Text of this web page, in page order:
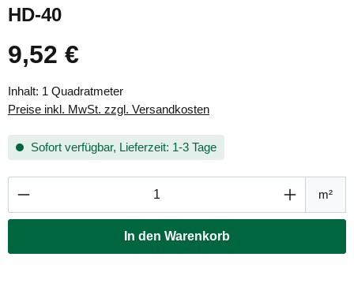
HD-40
Regulärer Preis:
9,52 €
Inhalt: 1 Quadratmeter
Preise inkl. MwSt. zzgl. Versandkosten
Sofort verfügbar, Lieferzeit: 1-3 Tage
Produkt Anzahl: Gib den gewünschten m²
In den Warenkorb